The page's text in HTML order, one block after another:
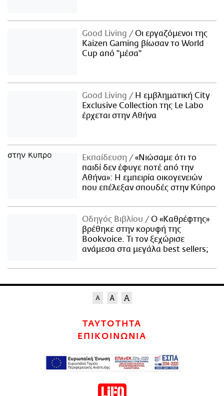
Good Living
Οι εργαζόμενοι της
Kaizen Gaming βίωσαν το World
Cup από "μέσα"
Good Living
Η εμβληματική City
Exclusive Collection της Le Labo
έρχεται στην Αθήνα
Εκπαίδευση
«Νιώσαμε ότι το
παιδί δεν έφυγε ποτέ από την
Αθήνα»: Η εμπειρία οικογενειών
που επέλεξαν σπουδές στην Κύπρο
Οδηγός Βιβλίου
Ο «Καθρέφτης»
βρέθηκε στην κορυφή της
Bookvoice. Τι τον ξεχώρισε
ανάμεσα στα μεγάλα best sellers;
ΤΑΥΤΟΤΗΤΑ
ΕΠΙΚΟΙΝΩΝΙΑ